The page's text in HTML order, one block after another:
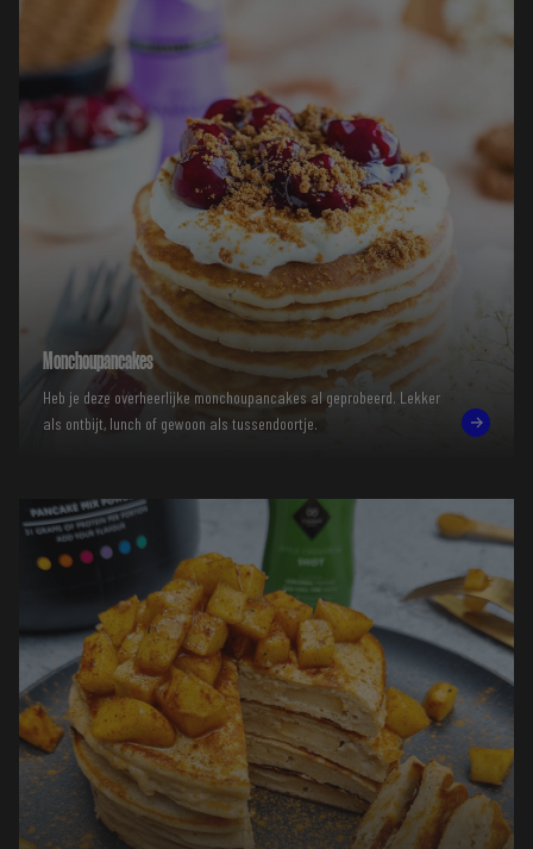
Monchoupancakes
Heb je deze overheerlijke monchoupancakes al geprobeerd. Lekker
als ontbijt, lunch of gewoon als tussendoortje.